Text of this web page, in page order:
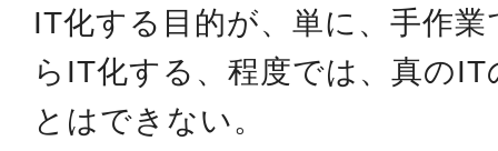
IT化する目的が、単に、手作
らIT化する、程度では、真の
とはできない。